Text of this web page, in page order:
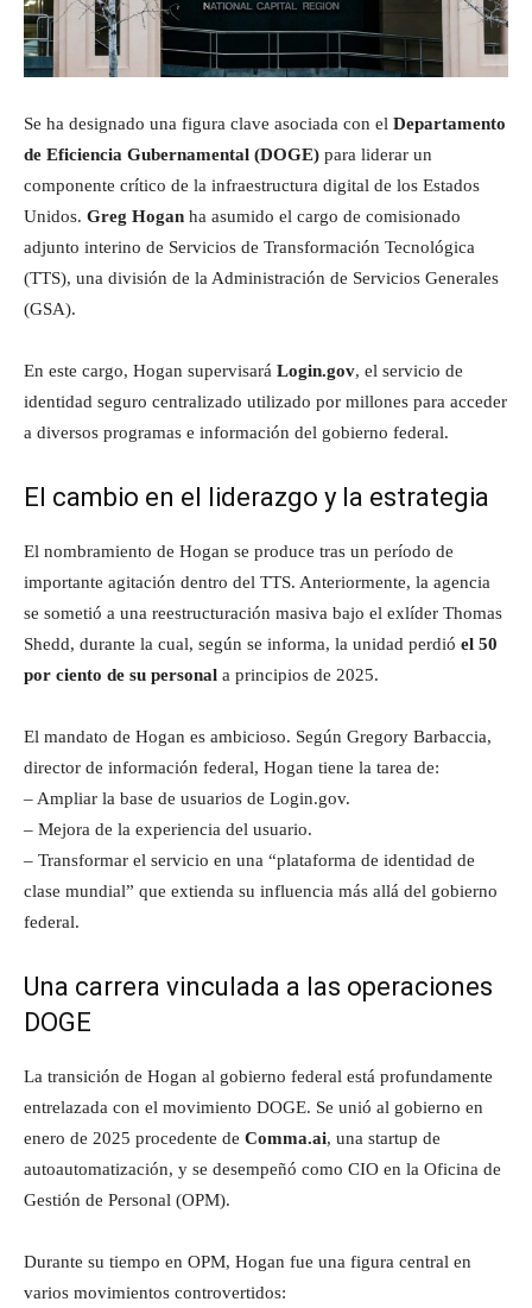
Se ha designado una figura clave asociada con el Departamento
de Eficiencia Gubernamental (DOGE) para liderar un
componente crítico de la infraestructura digital de los Estados
Unidos. Greg Hogan ha asumido el cargo de comisionado
adjunto interino de Servicios de Transformación Tecnológica
(TTS), una división de la Administración de Servicios Generales
(GSA).
En este cargo, Hogan supervisará Login.gov, el servicio de
identidad seguro centralizado utilizado por millones para acceder
a diversos programas e información del gobierno federal.
El cambio en el liderazgo y la estrategia
El nombramiento de Hogan se produce tras un período de
importante agitación dentro del TTS. Anteriormente, la agencia
se sometió a una reestructuración masiva bajo el exlíder Thomas
Shedd, durante la cual, según se informa, la unidad perdió el 50
por ciento de su personal a principios de 2025.
El mandato de Hogan es ambicioso. Según Gregory Barbaccia,
director de información federal, Hogan tiene la tarea de:
– Ampliar la base de usuarios de Login.gov.
– Mejora de la experiencia del usuario.
– Transformar el servicio en una “plataforma de identidad de
clase mundial” que extienda su influencia más allá del gobierno
federal.
Una carrera vinculada a las operaciones
DOGE
La transición de Hogan al gobierno federal está profundamente
entrelazada con el movimiento DOGE. Se unió al gobierno en
enero de 2025 procedente de Comma.ai, una startup de
autoautomatización, y se desempeñó como CIO en la Oficina de
Gestión de Personal (OPM).
Durante su tiempo en OPM, Hogan fue una figura central en
varios movimientos controvertidos: